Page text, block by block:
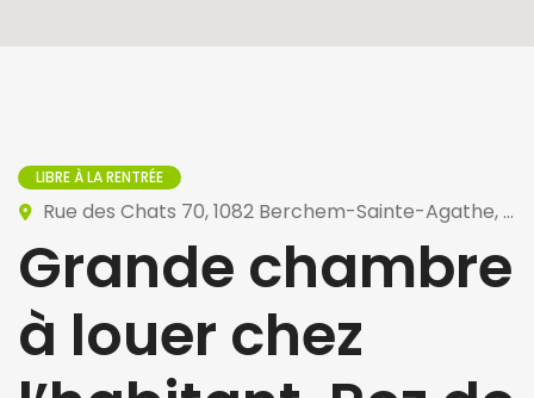
LIBRE À LA RENTRÉE
Rue des Chats 70, 1082 Berchem-Sainte-Agathe, Belgique
Grande chambre
à louer chez